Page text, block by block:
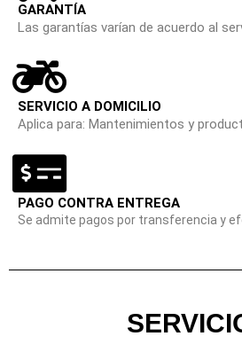
GARANTÍA
Las garantías varían de acuerdo al
SERVICIO A DOMICILIO
Aplica para: Mantenimientos y
PAGO CONTRA ENTREGA
Se admite pagos por transferencia y